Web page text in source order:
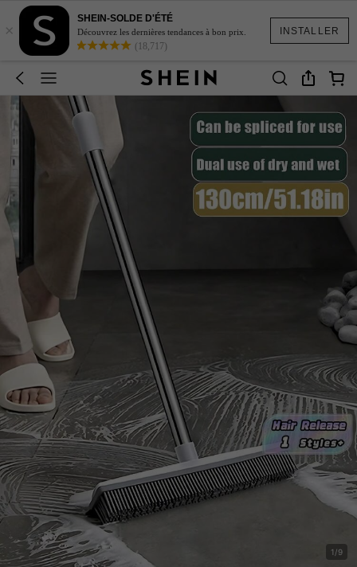
INSTALLER
×
SHEIN-SOLDE D'ÉTÉ
Découvrez les dernières tendances à bon prix.
(18,717)
1/9